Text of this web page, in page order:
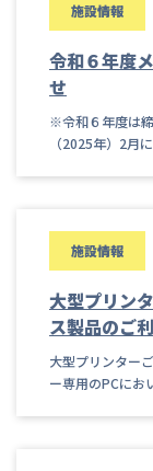
施設情報
令和６年度
せ
※令和６年度は
（2025年）2月
施設情報
大型プリン
ス製品のご
大型プリンター
ー専用のPCに